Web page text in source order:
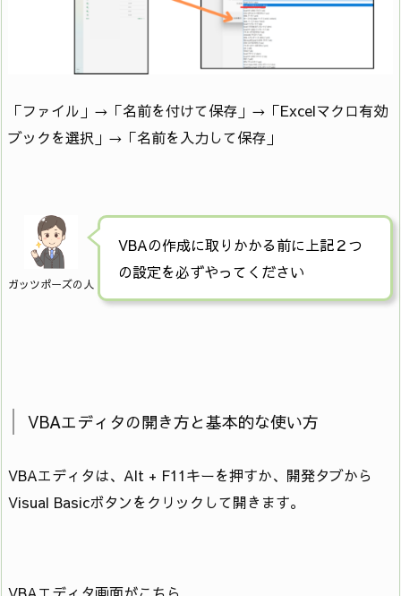
「ファイル」→「名前を付けて保存」→「Excelマクロ有効
ブックを選択」→「名前を入力して保存」
ガッツポーズの人
VBAの作成に取りかかる前に上記２つ
の設定を必ずやってください
VBAエディタの開き方と基本的な使い方
VBAエディタは、Alt + F11キーを押すか、開発タブから
Visual Basicボタンをクリックして開きます。